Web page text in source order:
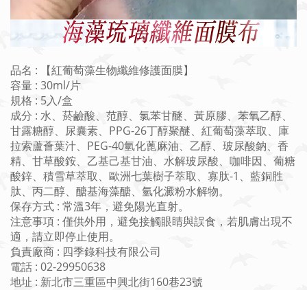
品名 : 【紅葡萄藻生物纖維修護面膜】
容量 : 30ml/片
規格 : 5入/盒
成分 : 水、菸鹼酸、范醇、氯苯甘醚、黃原膠、苯氧乙醇、
甘露糖醇、尿囊素、PPG-26丁醇聚醚、紅葡萄藻萃取、庫
拉索蘆薈葉汁、PEG-40氫化蓖麻油、乙醇、玻尿酸鈉、香
精、甘草酸銨、乙基己基甘油、水解玻尿酸、咖啡因、葡糖
酸鋅、積雪草萃取、歐洲七葉樹子萃取、寡肽-1、藍銅胜
肽、 丙二醇、醣基海藻醣、氫化澱粉水解物。
保存方式 : 常溫3年，避免陽光直射。
注意事項 : 僅供外用，避免接觸眼睛與誤食，若肌膚出現不
適，請立即停止使用。
負責廠商 : 四季錄科技有限公司
電話 : 02-29950638
地址 : 新北市三重區中興北街160巷23號